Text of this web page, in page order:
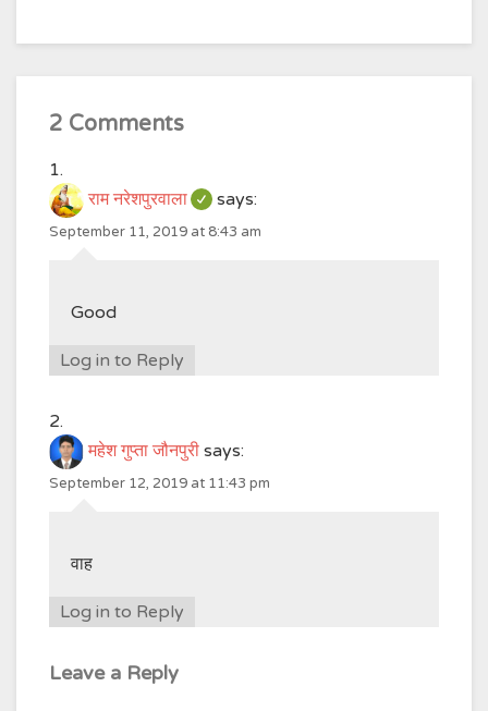
2 Comments
राम नरेशपुरवाला says:
September 11, 2019 at 8:43 am
Good
Log in to Reply
महेश गुप्ता जौनपुरी says:
September 12, 2019 at 11:43 pm
वाह
Log in to Reply
Leave a Reply